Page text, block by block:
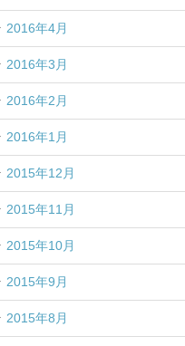
2016年4月
2016年3月
2016年2月
2016年1月
2015年12月
2015年11月
2015年10月
2015年9月
2015年8月